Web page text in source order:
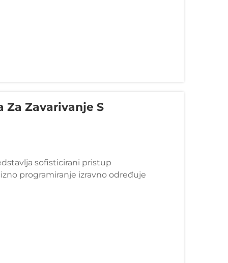
Za Zavarivanje S
sofisticirani pristup
programiranje izravno određuje